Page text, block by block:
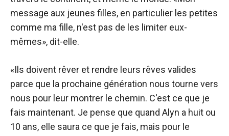
message aux jeunes filles, en particulier les petites
comme ma fille, n'est pas de les limiter eux-
mêmes», dit-elle.
«Ils doivent rêver et rendre leurs rêves valides
parce que la prochaine génération nous tourne vers
nous pour leur montrer le chemin. C'est ce que je
fais maintenant. Je pense que quand Alyn a huit ou
10 ans, elle saura ce que je fais, mais pour le